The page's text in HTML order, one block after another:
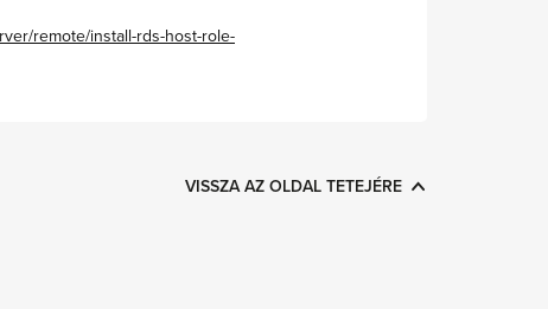
remote/install-rds-host-role-
VISSZA AZ OLDAL TETEJÉRE